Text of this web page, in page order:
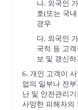
나. 외국인
호(또는 국
경우
다. 외국인
국적 등 고
보 및 갱신
6. 개인 고객이
업의 일부나 전
난 및 안전관리
사망한 피해자의